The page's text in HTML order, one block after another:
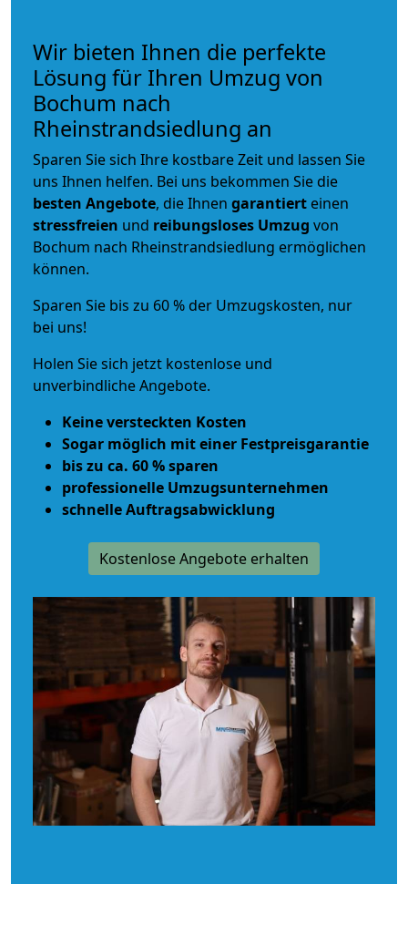
Wir bieten Ihnen die perfekte
Lösung für Ihren Umzug von
Bochum nach
Rheinstrandsiedlung an
Sparen Sie sich Ihre kostbare Zeit und lassen Sie
uns Ihnen helfen. Bei uns bekommen Sie die
besten Angebote, die Ihnen garantiert einen
stressfreien und reibungsloses Umzug von
Bochum nach Rheinstrandsiedlung ermöglichen
können.
Sparen Sie bis zu 60 % der Umzugskosten, nur
bei uns!
Holen Sie sich jetzt kostenlose und
unverbindliche Angebote.
Keine versteckten Kosten
Sogar möglich mit einer Festpreisgarantie
bis zu ca. 60 % sparen
professionelle Umzugsunternehmen
schnelle Auftragsabwicklung
Kostenlose Angebote erhalten